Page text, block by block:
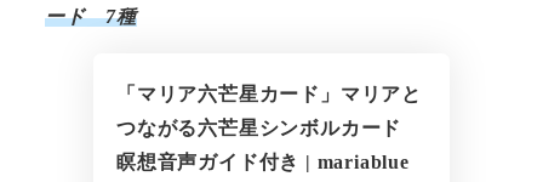
ード 7種
「マリア六芒星カード」マリアと
つながる六芒星シンボルカード
瞑想音声ガイド付き | mariablue